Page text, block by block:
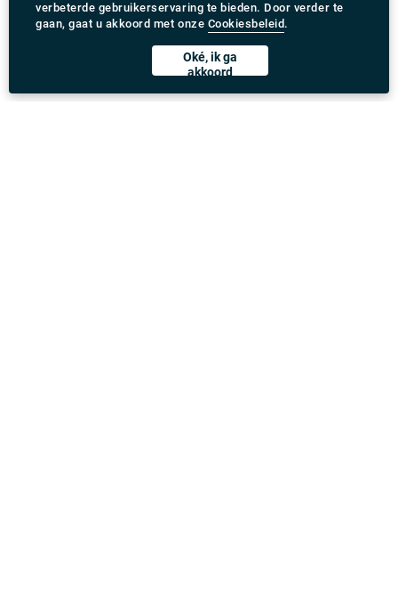
verbeterde gebruikerservaring te bieden. Door verder te
gaan, gaat u akkoord met onze Cookiesbeleid .
Oké, ik ga
akkoord